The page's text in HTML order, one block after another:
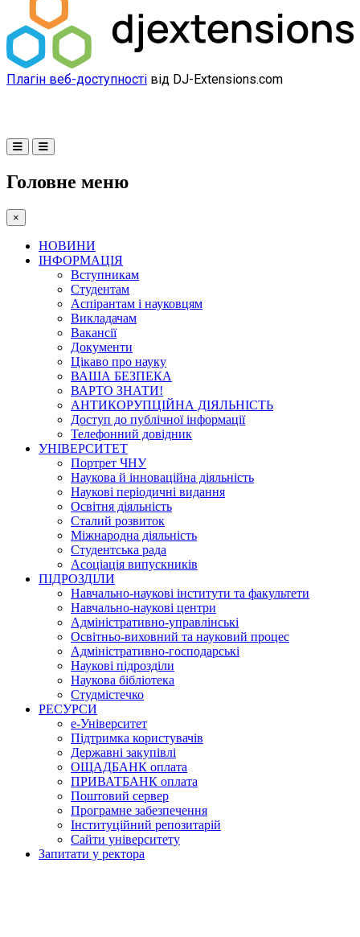
Плагін веб-доступності від DJ-Extensions.com
Головне меню
×
НОВИНИ
ІНФОРМАЦІЯ
Вступникам
Студентам
Аспірантам і науковцям
Викладачам
Вакансії
Документи
Цікаво про науку
ВАША БЕЗПЕКА
ВАРТО ЗНАТИ!
АНТИКОРУПЦІЙНА ДІЯЛЬНІСТЬ
Доступ до публічної інформації
Телефонний довідник
УНІВЕРСИТЕТ
Портрет ЧНУ
Наукова й інноваційна діяльність
Наукові періодичні видання
Освітня діяльність
Сталий розвиток
Міжнародна діяльність
Студентська рада
Асоціація випускників
ПІДРОЗДІЛИ
Навчально-наукові інститути та факультети
Навчально-наукові центри
Адміністративно-управлінські
Освітньо-виховний та науковий процес
Адміністративно-господарські
Наукові підрозділи
Наукова бібліотека
Студмістечко
РЕСУРСИ
е-Університет
Підтримка користувачів
Державні закупівлі
ОЩАДБАНК оплата
ПРИВАТБАНК оплата
Поштовий сервер
Програмне забезпечення
Інституційний репозитарій
Сайти університету
Запитати у ректора